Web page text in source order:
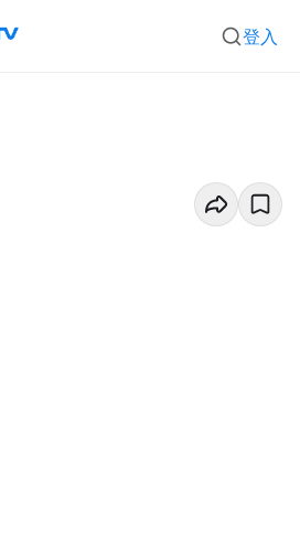
登入